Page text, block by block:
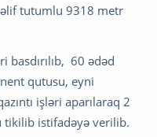
tutumlu 9318 metr
basdırılıb, 60 ədəd
qutusu, eyni
işləri aparılaraq 2
tikilib istifadəyə verilib.